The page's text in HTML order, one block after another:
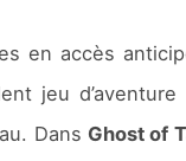
en accès
jeu
Dans Ghost of